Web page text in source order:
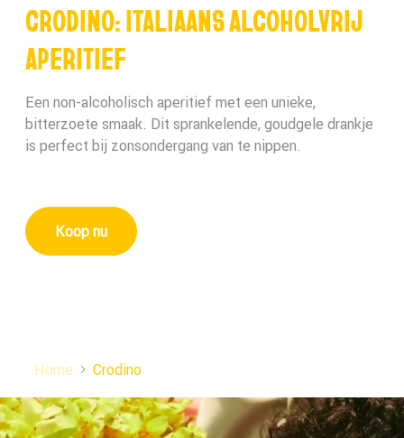
CRODINO: ITALIAANS ALCOHOLVRIJ
APERITIEF
Een non-alcoholisch aperitief met een unieke,
bitterzoete smaak. Dit sprankelende, goudgele drankje
is perfect bij zonsondergang van te nippen.
Koop nu
Home Crodino